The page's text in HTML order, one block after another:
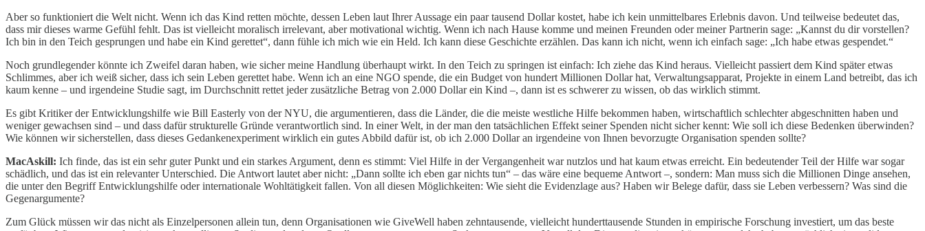
Aber so funktioniert die Welt nicht. Wenn ich das Kind retten möchte, dessen Leben laut Ihrer Aussage ein paar tausend Dollar kostet, habe ich kein unmittelbares Erlebnis davon. Und teilweise bedeutet das,
dass mir dieses warme Gefühl fehlt. Das ist vielleicht moralisch irrelevant, aber motivational wichtig. Wenn ich nach Hause komme und meinen Freunden oder meiner Partnerin sage: „Kannst du dir vorstellen?
Ich bin in den Teich gesprungen und habe ein Kind gerettet“, dann fühle ich mich wie ein Held. Ich kann diese Geschichte erzählen. Das kann ich nicht, wenn ich einfach sage: „Ich habe etwas gespendet.“
Noch grundlegender könnte ich Zweifel daran haben, wie sicher meine Handlung überhaupt wirkt. In den Teich zu springen ist einfach: Ich ziehe das Kind heraus. Vielleicht passiert dem Kind später etwas
Schlimmes, aber ich weiß sicher, dass ich sein Leben gerettet habe. Wenn ich an eine NGO spende, die ein Budget von hundert Millionen Dollar hat, Verwaltungsapparat, Projekte in einem Land betreibt, das ich
kaum kenne – und irgendeine Studie sagt, im Durchschnitt rettet jeder zusätzliche Betrag von 2.000 Dollar ein Kind –, dann ist es schwerer zu wissen, ob das wirklich stimmt.
Es gibt Kritiker der Entwicklungshilfe wie Bill Easterly von der NYU, die argumentieren, dass die Länder, die die meiste westliche Hilfe bekommen haben, wirtschaftlich schlechter abgeschnitten haben und
weniger gewachsen sind – und dass dafür strukturelle Gründe verantwortlich sind. In einer Welt, in der man den tatsächlichen Effekt seiner Spenden nicht sicher kennt: Wie soll ich diese Bedenken überwinden?
Wie können wir sicherstellen, dass dieses Gedankenexperiment wirklich ein gutes Abbild dafür ist, ob ich 2.000 Dollar an irgendeine von Ihnen bevorzugte Organisation spenden sollte?
MacAskill: Ich finde, das ist ein sehr guter Punkt und ein starkes Argument, denn es stimmt: Viel Hilfe in der Vergangenheit war nutzlos und hat kaum etwas erreicht. Ein bedeutender Teil der Hilfe war sogar
schädlich, und das ist ein relevanter Unterschied. Die Antwort lautet aber nicht: „Dann sollte ich eben gar nichts tun“ – das wäre eine bequeme Antwort –, sondern: Man muss sich die Millionen Dinge ansehen,
die unter den Begriff Entwicklungshilfe oder internationale Wohltätigkeit fallen. Von all diesen Möglichkeiten: Wie sieht die Evidenzlage aus? Haben wir Belege dafür, dass sie Leben verbessern? Was sind die
Gegenargumente?
Zum Glück müssen wir das nicht als Einzelpersonen allein tun, denn Organisationen wie GiveWell haben zehntausende, vielleicht hunderttausende Stunden in empirische Forschung investiert, um das beste